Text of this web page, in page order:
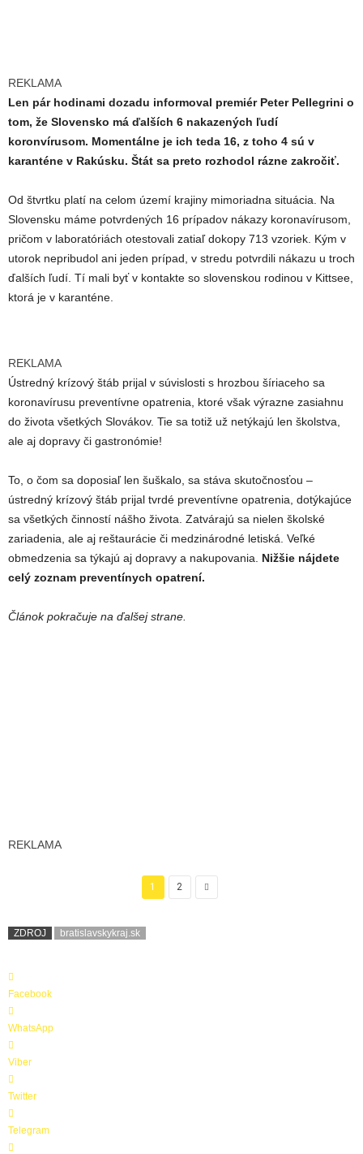
REKLAMA
Len pár hodinami dozadu informoval premiér Peter Pellegrini o
tom, že Slovensko má ďalších 6 nakazených ľudí
koronvírusom. Momentálne je ich teda 16, z toho 4 sú v
karanténe v Rakúsku. Štát sa preto rozhodol rázne zakročiť.
Od štvrtku platí na celom území krajiny mimoriadna situácia. Na
Slovensku máme potvrdených 16 prípadov nákazy koronavírusom,
pričom v laboratóriách otestovali zatiaľ dokopy 713 vzoriek. Kým v
utorok nepribudol ani jeden prípad, v stredu potvrdili nákazu u troch
ďalších ľudí. Tí mali byť v kontakte so slovenskou rodinou v Kittsee,
ktorá je v karanténe.
REKLAMA
Ústredný krízový štáb prijal v súvislosti s hrozbou šíriaceho sa
koronavírusu preventívne opatrenia, ktoré však výrazne zasiahnu
do života všetkých Slovákov. Tie sa totiž už netýkajú len školstva,
ale aj dopravy či gastronómie!
To, o čom sa doposiaľ len šuškalo, sa stáva skutočnosťou –
ústredný krízový štáb prijal tvrdé preventívne opatrenia, dotýkajúce
sa všetkých činností nášho života. Zatvárajú sa nielen školské
zariadenia, ale aj reštaurácie či medzinárodné letiská. Veľké
obmedzenia sa týkajú aj dopravy a nakupovania. Nižšie nájdete
celý zoznam preventínych opatrení.
Článok pokračuje na ďalšej strane.
REKLAMA
1 2
ZDROJ bratislavskykraj.sk
Facebook
WhatsApp
Viber
Twitter
Telegram